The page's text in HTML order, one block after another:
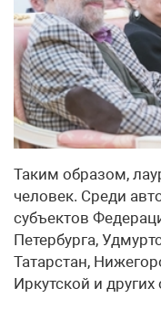
Таким образом,
человек. Среди
субъектов
Петербурга,
Татарстан,
Иркутской и других